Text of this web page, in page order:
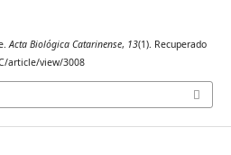
Acta Biológica Catarinense, 13(1). Recuperado
article/view/3008